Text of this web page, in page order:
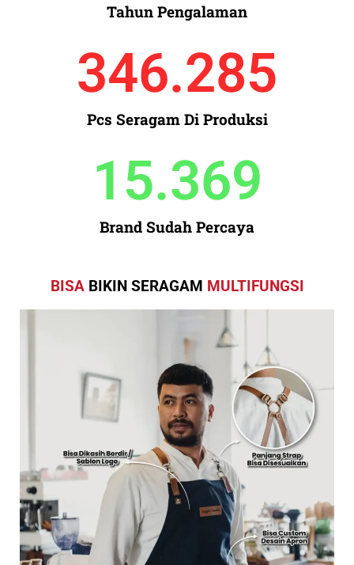
Tahun Pengalaman
Pcs Seragam Di Produksi
346.285
Brand Sudah Percaya
15.369
BISABIKIN SERAGAM MULTIFUNGSI